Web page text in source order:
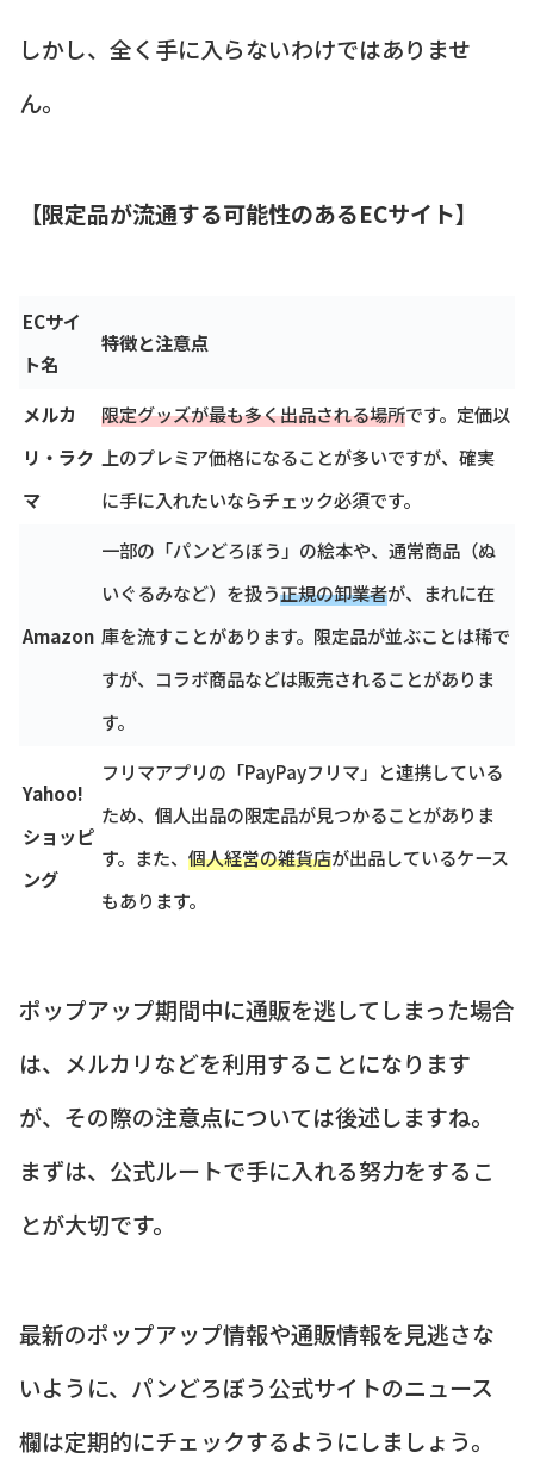
しかし、全く手に入らないわけではありませ
ん。
【限定品が流通する可能性のあるECサイト】
ECサイ
ト名
特徴と注意点
メルカ
リ・ラク
マ
限定グッズが最も多く出品される場所です。定価以
上のプレミア価格になることが多いですが、確実
に手に入れたいならチェック必須です。
Amazon
一部の「パンどろぼう」の絵本や、通常商品（ぬ
いぐるみなど）を扱う正規の卸業者が、まれに在
庫を流すことがあります。限定品が並ぶことは稀で
すが、コラボ商品などは販売されることがありま
す。
Yahoo!
ショッピ
ング
フリマアプリの「PayPayフリマ」と連携している
ため、個人出品の限定品が見つかることがありま
す。また、 個人経営の雑貨店が出品しているケース
もあります。
ポップアップ期間中に通販を逃してしまった場合
は、メルカリなどを利用することになります
が、その際の注意点については後述しますね。
まずは、公式ルートで手に入れる努力をするこ
とが大切です。
最新のポップアップ情報や通販情報を見逃さな
いように、パンどろぼう公式サイトのニュース
欄は定期的にチェックするようにしましょう。